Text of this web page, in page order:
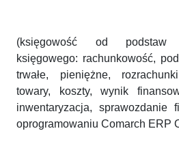
(księgowość od podstaw
księgowego: rachunkowość,
trwałe, pieniężne,
towary, koszty, wynik
inwentaryzacja, sprawozdanie
oprogramowaniu Comarch ERP